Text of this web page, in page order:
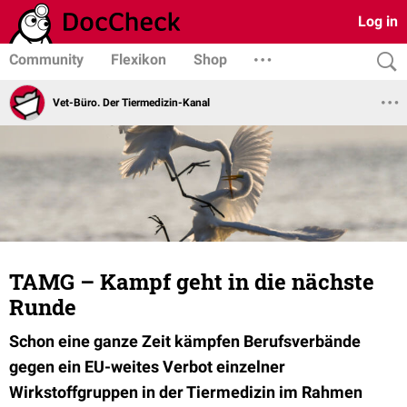
Log in
Community Flexikon Shop
Vet-Büro. Der Tiermedizin-Kanal
TAMG – Kampf geht in die nächste
Runde
Schon eine ganze Zeit kämpfen Berufsverbände
gegen ein EU-weites Verbot einzelner
Wirkstoffgruppen in der Tiermedizin im Rahmen